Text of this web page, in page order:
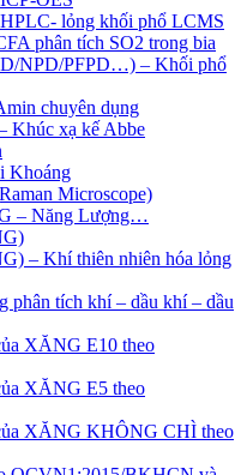
lỏng khối phổ LCMS
phân tích SO2 trong bia
NPD/PFPD…) – Khối phổ
chuyên dụng
Khúc xạ kế Abbe
Khoáng
Microscope)
– Năng Lượng…
– Khí thiên nhiên hóa lỏng
phân tích khí – dầu khí – dầu
XĂNG E10 theo
XĂNG E5 theo
XĂNG KHÔNG CHÌ theo